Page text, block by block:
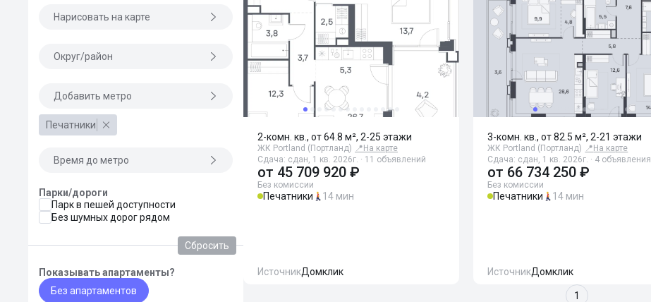
Нарисовать на карте
Округ/район
Добавить метро
Печатники
Время до метро
Парки/дороги
Парк в пешей доступности
Без шумных дорог рядом
Сбросить
Показывать апартаменты?
Без апартаментов
2-комн. кв., от 64.8 м², 2-25 этажи
ЖК Portland (Портланд) 📍 На карте
Сдача: сдан, 1 кв. 2026г. · 11 объявлений
от 45 709 920 ₽
Без комиссии
Печатники 14 мин
ИсточникДомклик
3-комн. кв., от 82.5 м², 2-21 этажи
ЖК Portland (Портланд) 📍 На карте
Сдача: сдан, 1 кв. 2026г. · 4 объявления
от 66 734 250 ₽
Без комиссии
Печатники 14 мин
ИсточникДомклик
1